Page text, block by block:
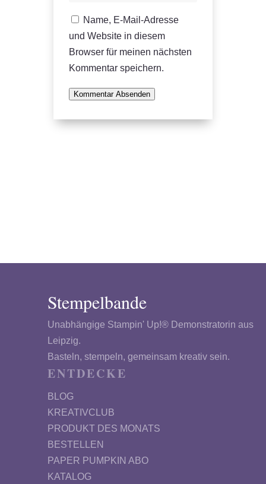
Name, E-Mail-Adresse
und Website in diesem
Browser für meinen nächsten
Kommentar speichern.
Kommentar Absenden
Stempelbande
Unabhängige Stampin' Up!® Demonstratorin aus
Leipzig.
Basteln, stempeln, gemeinsam kreativ sein.
ENTDECKE
BLOG
KREATIVCLUB
PRODUKT DES MONATS
BESTELLEN
PAPER PUMPKIN ABO
KATALOG